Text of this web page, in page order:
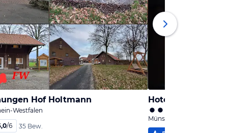
Hof Holtmann
Westfalen
/6 35 Bew.
Hotel Münnich
Münster, Nordrhein-